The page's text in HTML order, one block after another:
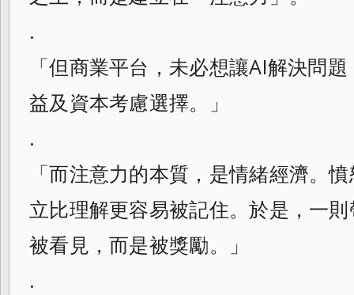
.
「但商業平台，未必想讓AI解決問
益及資本考慮選擇。」
.
「而注意力的本質，是情緒經濟。
立比理解更容易被記住。於是，一
被看見，而是被獎勵。」
.